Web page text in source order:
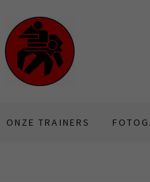
ONZE TRAINERS